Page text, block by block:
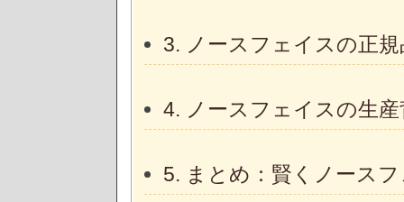
3. ノースフェイスの正
4. ノースフェイスの生
5. まとめ：賢くノース